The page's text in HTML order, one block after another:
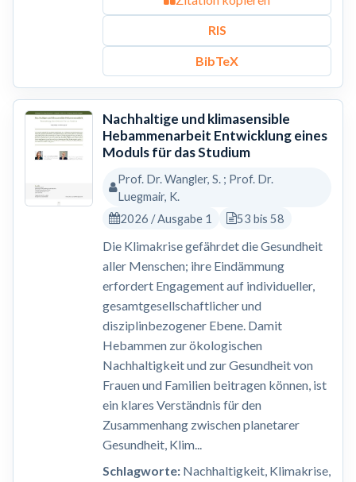
RIS
BibTeX
Nachhaltige und klimasensible
Hebammenarbeit Entwicklung eines
Moduls für das Studium
Prof. Dr. Wangler, S. ; Prof. Dr.
Luegmair, K.
2026 / Ausgabe 1
53 bis 58
Die Klimakrise gefährdet die Gesundheit
aller Menschen; ihre Eindämmung
erfordert Engagement auf individueller,
gesamtgesellschaftlicher und
disziplinbezogener Ebene. Damit
Hebammen zur ökologischen
Nachhaltigkeit und zur Gesundheit von
Frauen und Familien beitragen können, ist
ein klares Verständnis für den
Zusammenhang zwischen planetarer
Gesundheit, Klim...
Schlagworte:Nachhaltigkeit, Klimakrise,